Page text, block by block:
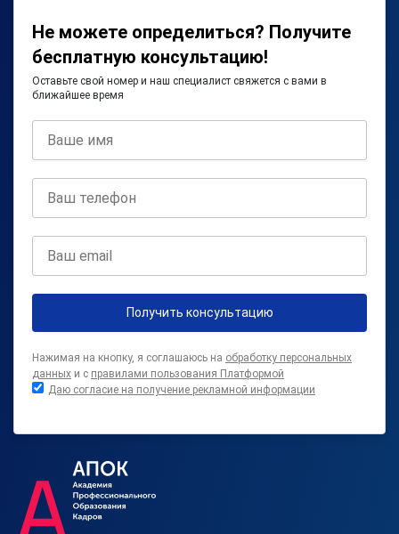
Не можете определиться? Получите
бесплатную консультацию!
Оставьте свой номер и наш специалист свяжется с вами в
ближайшее время
Получить консультацию
Нажимая на кнопку, я соглашаюсь на обработку персональных
данных и с правилами пользования Платформой
Даю согласие на получение рекламной информации